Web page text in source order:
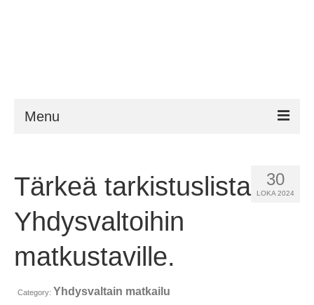
Menu
Vaatimukset
FAQ
Apu
Uutiset
30
LOKA 2024
Tärkeä tarkistuslista
Yhdysvaltoihin
matkustaville.
Category: Yhdysvaltain matkailu